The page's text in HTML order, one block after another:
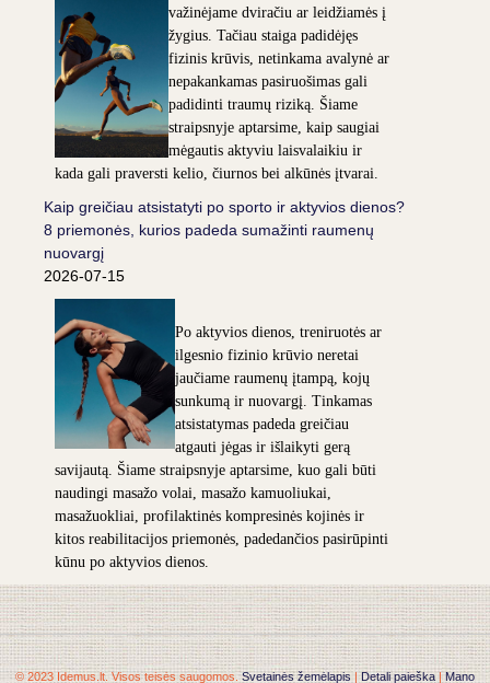
važinėjame dviračiu ar leidžiamės į
žygius. Tačiau staiga padidėjęs
fizinis krūvis, netinkama avalynė ar
nepakankamas pasiruošimas gali
padidinti traumų riziką. Šiame
straipsnyje aptarsime, kaip saugiai
mėgautis aktyviu laisvalaikiu ir
kada gali praversti kelio, čiurnos bei alkūnės įtvarai.
Kaip greičiau atsistatyti po sporto ir aktyvios dienos?
8 priemonės, kurios padeda sumažinti raumenų
nuovargį
2026-07-15
Po aktyvios dienos, treniruotės ar
ilgesnio fizinio krūvio neretai
jaučiame raumenų įtampą, kojų
sunkumą ir nuovargį. Tinkamas
atsistatymas padeda greičiau
atgauti jėgas ir išlaikyti gerą
savijautą. Šiame straipsnyje aptarsime, kuo gali būti
naudingi masažo volai, masažo kamuoliukai,
masažuokliai, profilaktinės kompresinės kojinės ir
kitos reabilitacijos priemonės, padedančios pasirūpinti
kūnu po aktyvios dienos.
© 2023 Idemus.lt. Visos teisės saugomos.Svetainės žemėlapis |Detali paieška|Mano